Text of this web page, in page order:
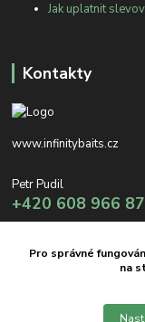
Jak uplatnit
Kontakty
www.infinitybaits.cz
Petr Pudil
+420 608 966
Pro správné
na